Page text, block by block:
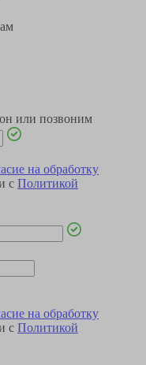
или позвоним
на обработку
с Политикой
на обработку
с Политикой